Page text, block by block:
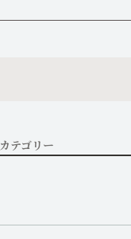
カテゴリー